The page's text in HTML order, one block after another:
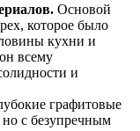
Основой
которое было
кухни и
всему
и
графитовые
но с безупречным